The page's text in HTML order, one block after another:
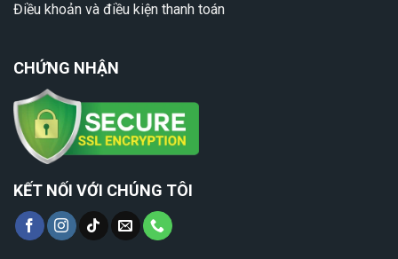
Điều khoản và điều kiện thanh toán
CHỨNG NHẬN
KẾT NỐI VỚI CHÚNG TÔI